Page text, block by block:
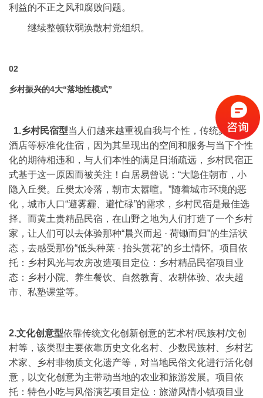
利益的不正之风和腐败问题。
继续整顿软弱涣散村党组织。
02
乡村振兴的4大“落地性模式”
1.乡村民宿型当人们越来越重视自我与个性，传统宾馆、
酒店等标准化住宿，因为其呈现出的空间和服务与当下个性
化的期待相违和，与人们本性的满足日渐疏远，乡村民宿正
式基于这一原因而被关注！ 白居易曾说：“大隐住朝市，小
隐入丘樊。丘樊太冷落，朝市太嚣喧。”随着城市环境的恶
化，城市人口“避雾霾、避忙碌”的需求，乡村民宿是最佳选
择。 而黄土贵精品民宿，在山野之地为人们打造了一个乡村
家，让人们可以去体验那种“晨兴而起 · 荷锄而归”的生活状
态，去感受那份“低头种菜 · 抬头赏花”的乡土情怀。 项目依
托：乡村风光与农房改造项目定位：乡村精品民宿项目业
态：乡村小院、养生餐饮、自然教育、农耕体验、农夫超
市、私塾课堂等。
2.文化创意型依靠传统文化创新创意的艺术村/民族村/文创
村等，该类型主要依靠历史文化名村、少数民族村、乡村艺
术家、乡村非物质文化遗产等，对当地民俗文化进行活化创
意，以文化创意为主带动当地的农业和旅游发展。 项目依
托：特色小吃与风俗演艺项目定位：旅游风情小镇项目业